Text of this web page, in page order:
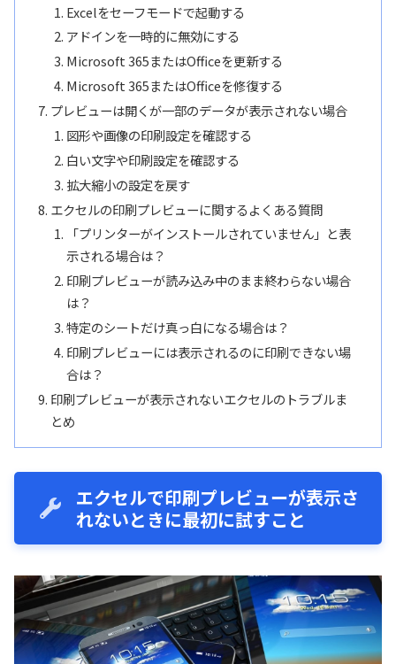
Excelをセーフモードで起動する
アドインを一時的に無効にする
Microsoft 365またはOfficeを更新する
Microsoft 365またはOfficeを修復する
プレビューは開くが一部のデータが表示されない場合
図形や画像の印刷設定を確認する
白い文字や印刷設定を確認する
拡大縮小の設定を戻す
エクセルの印刷プレビューに関するよくある質問
「プリンターがインストールされていません」と表
示される場合は？
印刷プレビューが読み込み中のまま終わらない場合
は？
特定のシートだけ真っ白になる場合は？
印刷プレビューには表示されるのに印刷できない場
合は？
印刷プレビューが表示されないエクセルのトラブルま
とめ
エクセルで印刷プレビューが表示さ
れないときに最初に試すこと